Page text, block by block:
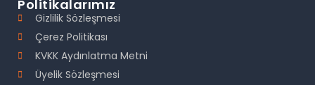
Politikalarımız
Gizlilik Sözleşmesi
Çerez Politikası
KVKK Aydınlatma Metni
Üyelik Sözleşmesi